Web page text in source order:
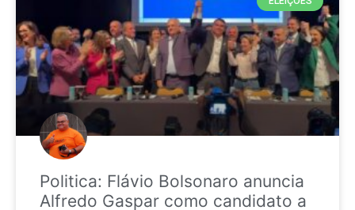
Politica: Flávio Bolsonaro anuncia
Alfredo Gaspar como candidato a